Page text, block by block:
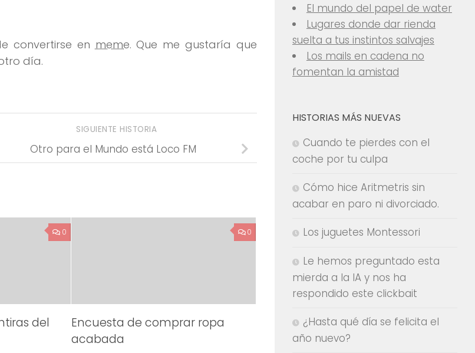
convertirse en meme. Que me gustaría que
día.
SIGUIENTE HISTORIA
Otro para el Mundo está Loco FM
0
del
0
Encuesta de comprar ropa
acabada
El mundo del papel de water
Lugares donde dar rienda
suelta a tus instintos salvajes
Los mails en cadena no
fomentan la amistad
HISTORIAS MÁS NUEVAS
Cuando te pierdes con el
coche por tu culpa
Cómo hice Aritmetris sin
acabar en paro ni divorciado.
Los juguetes Montessori
Le hemos preguntado esta
mierda a la IA y nos ha
respondido este clickbait
¿Hasta qué día se felicita el
año nuevo?